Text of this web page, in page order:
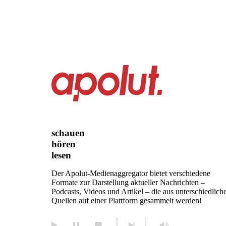
schauen
hören
lesen
Der Apolut-Medienaggregator bietet verschiedene
Formate zur Darstellung aktueller Nachrichten –
Podcasts, Videos und Artikel – die aus
Quellen auf einer Plattform gesammelt werden!